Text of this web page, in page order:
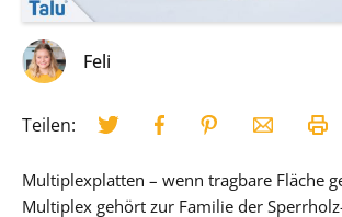
Feli
Teilen:
Multiplexplatten – wenn tragbare Fläche
Multiplex gehört zur Familie der